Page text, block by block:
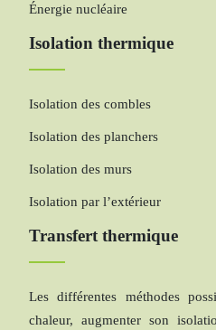
Énergie nucléaire
Isolation thermique
Isolation des combles
Isolation des planchers
Isolation des murs
Isolation par l’extérieur
Transfert thermique
Les différentes méthodes
chaleur, augmenter son